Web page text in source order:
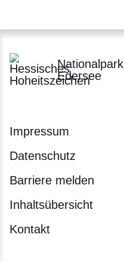
Edersee
Impressum
Datenschutz
Barriere melden
Inhaltsübersicht
Kontakt